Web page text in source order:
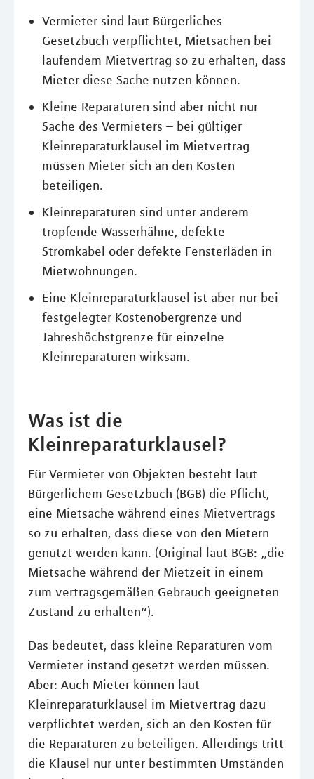
Vermieter sind laut Bürgerliches
Gesetzbuch verpflichtet, Mietsachen bei
laufendem Mietvertrag so zu erhalten, dass
Mieter diese Sache nutzen können.
Kleine Reparaturen sind aber nicht nur
Sache des Vermieters – bei gültiger
Kleinreparaturklausel im Mietvertrag
müssen Mieter sich an den Kosten
beteiligen.
Kleinreparaturen sind unter anderem
tropfende Wasserhähne, defekte
Stromkabel oder defekte Fensterläden in
Mietwohnungen.
Eine Kleinreparaturklausel ist aber nur bei
festgelegter Kostenobergrenze und
Jahreshöchstgrenze für einzelne
Kleinreparaturen wirksam.
Was ist die
Kleinreparaturklausel?
Für Vermieter von Objekten besteht laut
Bürgerlichem Gesetzbuch (BGB) die Pflicht,
eine Mietsache während eines Mietvertrags
so zu erhalten, dass diese von den Mietern
genutzt werden kann. (Original laut BGB: „die
Mietsache während der Mietzeit in einem
zum vertragsgemäßen Gebrauch geeigneten
Zustand zu erhalten“).
Das bedeutet, dass kleine Reparaturen vom
Vermieter instand gesetzt werden müssen.
Aber: Auch Mieter können laut
Kleinreparaturklausel im Mietvertrag dazu
verpflichtet werden, sich an den Kosten für
die Reparaturen zu beteiligen. Allerdings tritt
die Klausel nur unter bestimmten Umständen